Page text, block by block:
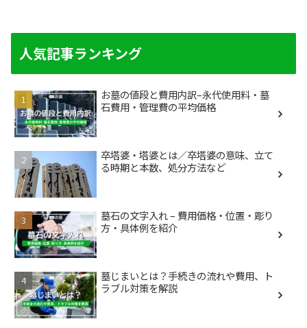
人気記事ランキング
お墓の値段と費用内訳–永代使用料・墓
石費用・管理費の平均価格
卒塔婆・塔婆とは／卒塔婆の意味、立て
る時期と本数、処分方法など
墓石の文字入れ – 費用価格・位置・彫り
方・具体例を紹介
墓じまいとは？手続きの流れや費用、ト
ラブル対策を解説